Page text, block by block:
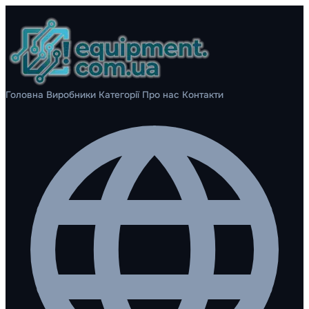
Головна Виробники Категорії Про нас Контакти